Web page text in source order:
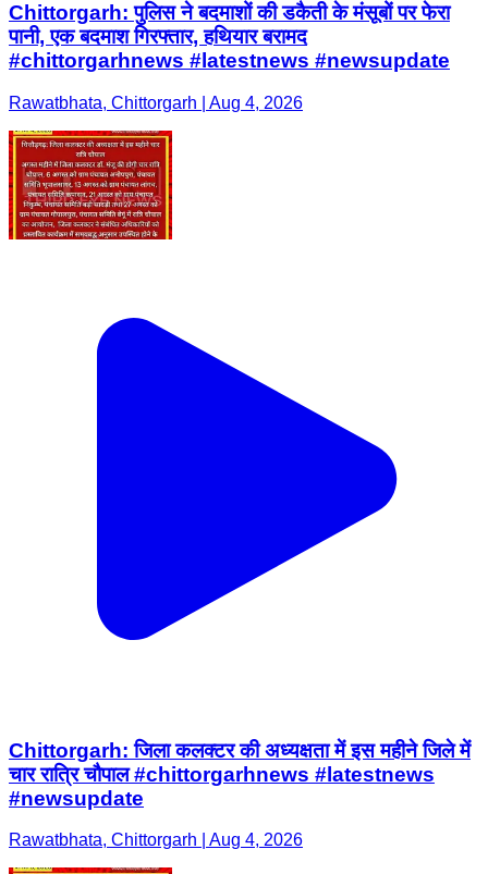
Chittorgarh: पुलिस ने बदमाशों की डकैती के मंसूबों पर फेरा
पानी, एक बदमाश गिरफ्तार, हथियार बरामद
#chittorgarhnews #latestnews #newsupdate
Rawatbhata, Chittorgarh | Aug 4, 2026
Chittorgarh: जिला कलक्टर की अध्यक्षता में इस महीने जिले में
चार रात्रि चौपाल #chittorgarhnews #latestnews
#newsupdate
Rawatbhata, Chittorgarh | Aug 4, 2026